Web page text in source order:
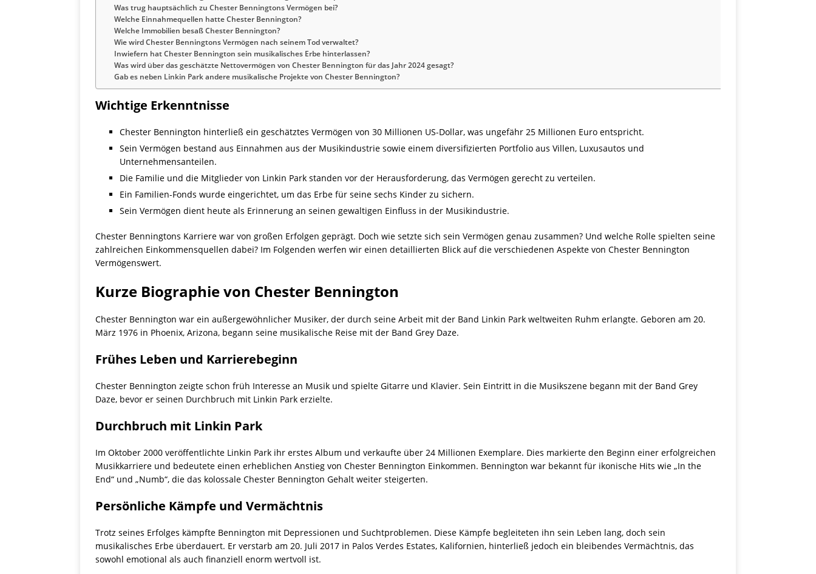
Was trug hauptsächlich zu Chester Benningtons Vermögen bei?
Welche Einnahmequellen hatte Chester Bennington?
Welche Immobilien besaß Chester Bennington?
Wie wird Chester Benningtons Vermögen nach seinem Tod verwaltet?
Inwiefern hat Chester Bennington sein musikalisches Erbe hinterlassen?
Was wird über das geschätzte Nettovermögen von Chester Bennington für das Jahr 2024 gesagt?
Gab es neben Linkin Park andere musikalische Projekte von Chester Bennington?
Wichtige Erkenntnisse
Chester Bennington hinterließ ein geschätztes Vermögen von 30 Millionen US-Dollar, was ungefähr 25 Millionen Euro entspricht.
Sein Vermögen bestand aus Einnahmen aus der Musikindustrie sowie einem diversifizierten Portfolio aus Villen, Luxusautos und
Unternehmensanteilen.
Die Familie und die Mitglieder von Linkin Park standen vor der Herausforderung, das Vermögen gerecht zu verteilen.
Ein Familien-Fonds wurde eingerichtet, um das Erbe für seine sechs Kinder zu sichern.
Sein Vermögen dient heute als Erinnerung an seinen gewaltigen Einfluss in der Musikindustrie.
Chester Benningtons Karriere war von großen Erfolgen geprägt. Doch wie setzte sich sein Vermögen genau zusammen? Und welche Rolle spielten seine
zahlreichen Einkommensquellen dabei? Im Folgenden werfen wir einen detaillierten Blick auf die verschiedenen Aspekte von Chester Bennington
Vermögenswert.
Kurze Biographie von Chester Bennington
Chester Bennington war ein außergewöhnlicher Musiker, der durch seine Arbeit mit der Band Linkin Park weltweiten Ruhm erlangte. Geboren am 20.
März 1976 in Phoenix, Arizona, begann seine musikalische Reise mit der Band Grey Daze.
Frühes Leben und Karrierebeginn
Chester Bennington zeigte schon früh Interesse an Musik und spielte Gitarre und Klavier. Sein Eintritt in die Musikszene begann mit der Band Grey
Daze, bevor er seinen Durchbruch mit Linkin Park erzielte.
Durchbruch mit Linkin Park
Im Oktober 2000 veröffentlichte Linkin Park ihr erstes Album und verkaufte über 24 Millionen Exemplare. Dies markierte den Beginn einer erfolgreichen
Musikkarriere und bedeutete einen erheblichen Anstieg von Chester Bennington Einkommen. Bennington war bekannt für ikonische Hits wie „In the
End“ und „Numb“, die das kolossale Chester Bennington Gehalt weiter steigerten.
Persönliche Kämpfe und Vermächtnis
Trotz seines Erfolges kämpfte Bennington mit Depressionen und Suchtproblemen. Diese Kämpfe begleiteten ihn sein Leben lang, doch sein
musikalisches Erbe überdauert. Er verstarb am 20. Juli 2017 in Palos Verdes Estates, Kalifornien, hinterließ jedoch ein bleibendes Vermächtnis, das
sowohl emotional als auch finanziell enorm wertvoll ist.